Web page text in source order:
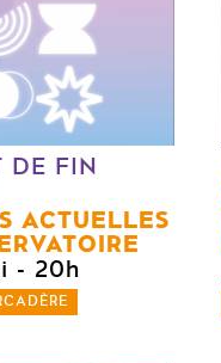
DE FIN
ACTUELLES
- 20h